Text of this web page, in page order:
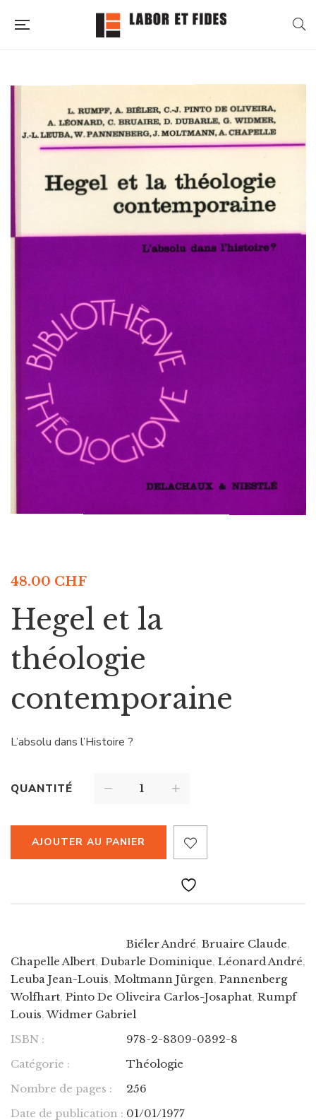
48.00 CHF
Hegel et la
théologie
contemporaine
L’absolu dans l’Histoire ?
QUANTITÉ
AJOUTER AU PANIER
Biéler André, Bruaire Claude,
Chapelle Albert, Dubarle Dominique, Léonard André,
Leuba Jean-Louis, Moltmann Jürgen, Pannenberg
Wolfhart, Pinto De Oliveira Carlos-Josaphat, Rumpf
Louis,Widmer Gabriel
ISBN :
978-2-8309-0392-8
Catégorie :
Théologie
Nombre de pages :
256
Date de publication : 01/01/1977